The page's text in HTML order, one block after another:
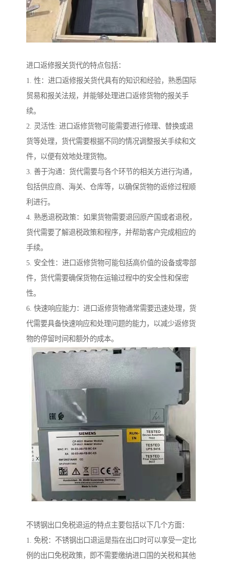
进口返修报关货代的特点包括：
1. 性：进口返修报关货代具有的知识和经验，熟悉国际
贸易和报关法规，并能够处理进口返修货物的报关手
续。
2. 灵活性: 进口返修货物可能需要进行修理、替换或退
货等处理，货代需要根据不同的情况调整报关手续和文
件，以便有效地处理货物。
3. 善于沟通：货代需要与各个环节的相关方进行沟通，
包括供应商、海关、仓库等，以确保货物的返修过程顺
利进行。
4. 熟悉退税政策：如果货物需要退回原产国或者退税，
货代需要了解退税政策和程序，并帮助客户完成相应的
手续。
5. 安全性：进口返修货物可能包括高价值的设备或零部
件，货代需要确保货物在运输过程中的安全性和保密
性。
6. 快速响应能力：进口返修货物通常需要迅速处理，货
代需要具备快速响应和处理问题的能力，以减少返修货
物的停留时间和额外的成本。
不锈钢出口免税退运的特点主要包括以下几个方面：
1. 免税：不锈钢出口退运是指在出口时可以享受一定比
例的出口免税政策，即不需要缴纳进口国的关税和其他